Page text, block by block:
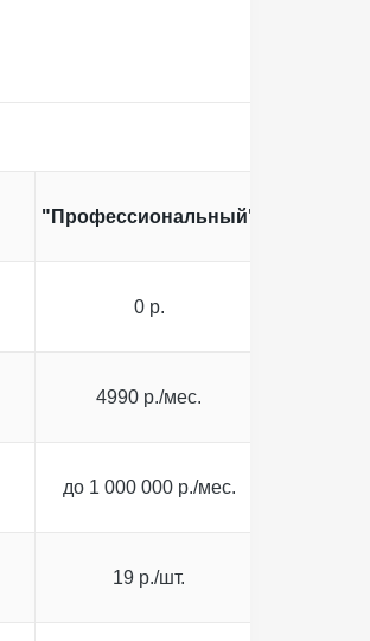
"Профессиональный"
0 р.
4990 р./мес.
до 1 000 000 р./мес.
19 р./шт.